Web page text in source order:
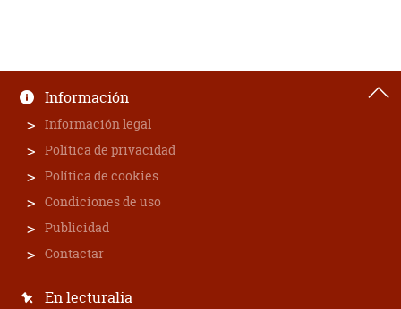
Información
Información legal
Política de privacidad
Política de cookies
Condiciones de uso
Publicidad
Contactar
En lecturalia